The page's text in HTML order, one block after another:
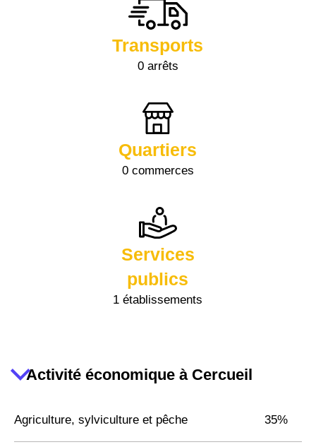
Transports
0 arrêts
Quartiers
0 commerces
Services
publics
1 établissements
Activité économique à Cercueil
Agriculture, sylviculture et pêche 35%